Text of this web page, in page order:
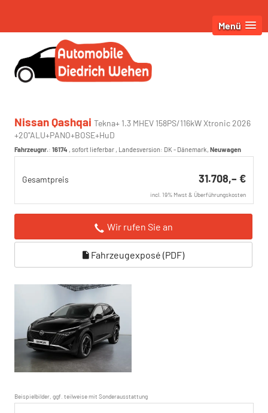
Menü
Nissan Qashqai Tekna+ 1.3 MHEV 158PS/116kW Xtronic 2026
+20"ALU+PANO+BOSE+HuD
Fahrzeugnr.: 16174 , sofort lieferbar , Landesversion: DK - Dänemark, Neuwagen
Gesamtpreis 31.708,– €
incl. 19% Mwst & Überführungskosten
Wir rufen Sie an
Fahrzeugexposé (PDF)
Beispielbilder, ggf. teilweise mit Sonderausstattung